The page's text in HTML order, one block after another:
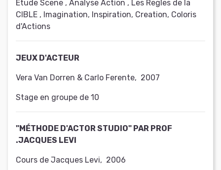
Etude Scene , Analyse Action , Les Regles de la
CIBLE , Imagination, Inspiration, Creation, Coloris
d'Actions
JEUX D'ACTEUR
Vera Van Dorren & Carlo Ferente, 2007
Stage en groupe de 10
"MÉTHODE D'ACTOR STUDIO" PAR PROF
.JACQUES LEVI
Cours de Jacques Levi, 2006